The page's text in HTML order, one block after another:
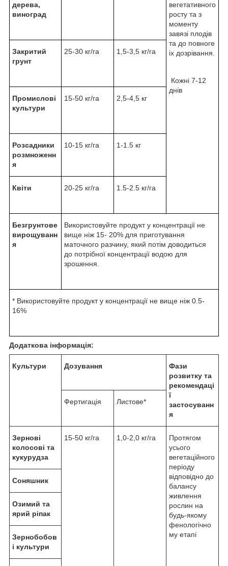
дерева,
виноград
вегетативного
росту та з
моменту
завязі плодів
та до повногe
iх дозрівання.
Кожні 7-12
днів
Закритий
грунт
25-30 кг/га 1,5-3,5 кг/га
Промислові
культури
15-50 кг/га 2,5-4,5 кг
Розсадники
розмноженн
я
10-15 кг/га 1-1.5 кг
Квіти 20-25 кг/га 1.5-2.5 кг/га
Безгрунтове
вирощуванн
я
Використовуйте продукт у концентрації не
вище ніж 15- 20% для приготування
маточного разчину, який потім доводиться
до потрібної концентрації водою для
зрошення.
* Використовуйте продукт у концентрації не вище ніж 0.5-
16%
Додаткова інформація:
Культури Дозування
Фази
розвитку та
рекомендаці
ї
застосуванн
я
Фертигація Листове*
Зернові
колосові та
кукурудза
15-50 кг/га 1,0-2,0 кг/га
Протягом
усього
вегетаційного
періоду
відповідно до
балансу
живлення
рослин на
будь-якому
фенологічно
му етапі
Соняшник
Озимий та
ярий ріпак
Зернобобов
і культури